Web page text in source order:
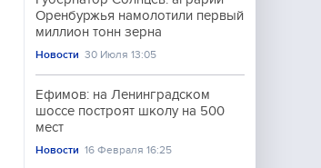
Оренбуржья намолотили первый
миллион тонн зерна
Новости 30 Июля 13:05
Ефимов: на Ленинградском
шоссе построят школу на 500
мест
Новости 16 Февраля 16:25